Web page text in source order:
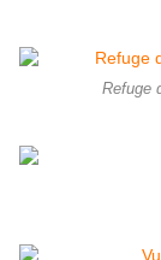
Refuge